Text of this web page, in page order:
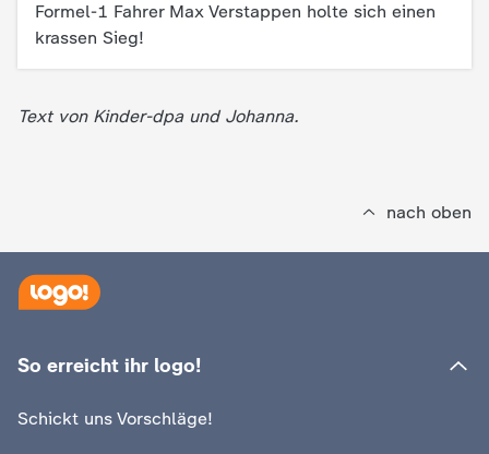
Formel-1 Fahrer Max Verstappen holte sich einen
krassen Sieg!
Text von Kinder-dpa und Johanna.
nach oben
So erreicht ihr logo!
Schickt uns Vorschläge!